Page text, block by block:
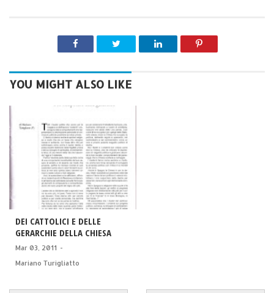
YOU MIGHT ALSO LIKE
DEI CATTOLICI E DELLE
GERARCHIE DELLA CHIESA
Mar 03, 2011 -
Mariano Turigliatto